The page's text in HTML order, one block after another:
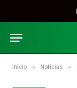
Início » Notícias »